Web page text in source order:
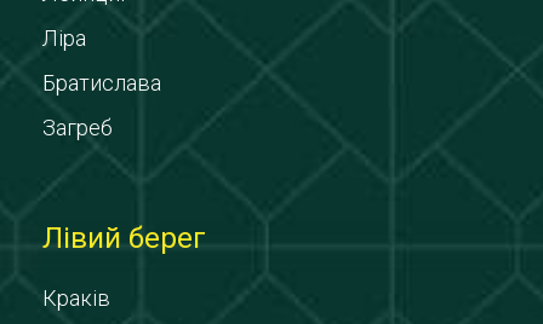
Ліра
Братислава
Загреб
Лівий берег
Краків